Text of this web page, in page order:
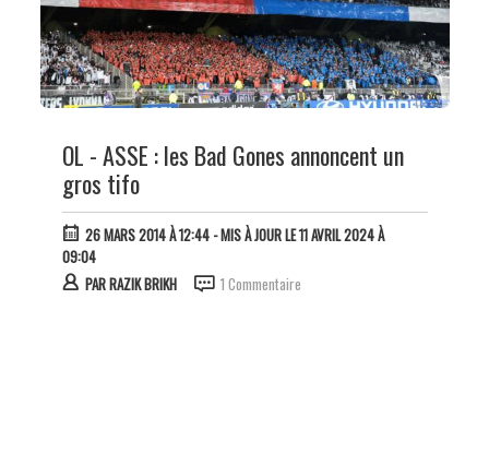
OL - ASSE : les Bad Gones annoncent un
gros tifo
26 MARS 2014 À 12:44- MIS À JOUR LE 11 AVRIL 2024 À
09:04
PARRAZIK BRIKH 1 Commentaire